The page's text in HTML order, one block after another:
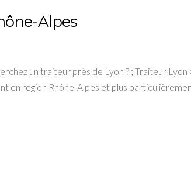
Alpes
un traiteur près de Lyon ? ; Traiteur
en région Rhône-Alpes et plus